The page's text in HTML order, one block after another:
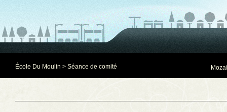
École Du Moulin > Séance de comité